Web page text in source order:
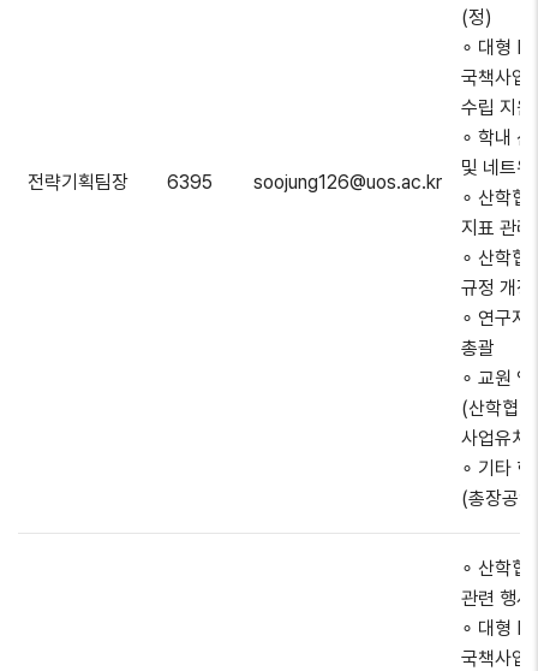
전략기획팀장 6395 soojung126@uos.ac.kr
(정)
∘ 대형
국책사업
수립 지원
∘ 학내
및 네트
∘ 산학협
지표 관리
∘ 산학협
규정 개정
∘ 연구지
총괄
∘ 교원
(산학협
사업유치
∘ 기타 현
(총장공
∘ 산학협
관련 행사
∘ 대형
국책사업